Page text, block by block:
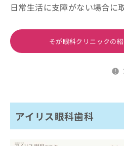
日常生活に支障がない場合に
そが眼科クリニックの
アイリス眼科歯科